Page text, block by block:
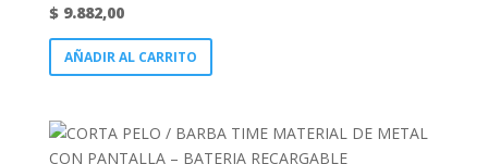
$9.882,00
AÑADIR AL CARRITO